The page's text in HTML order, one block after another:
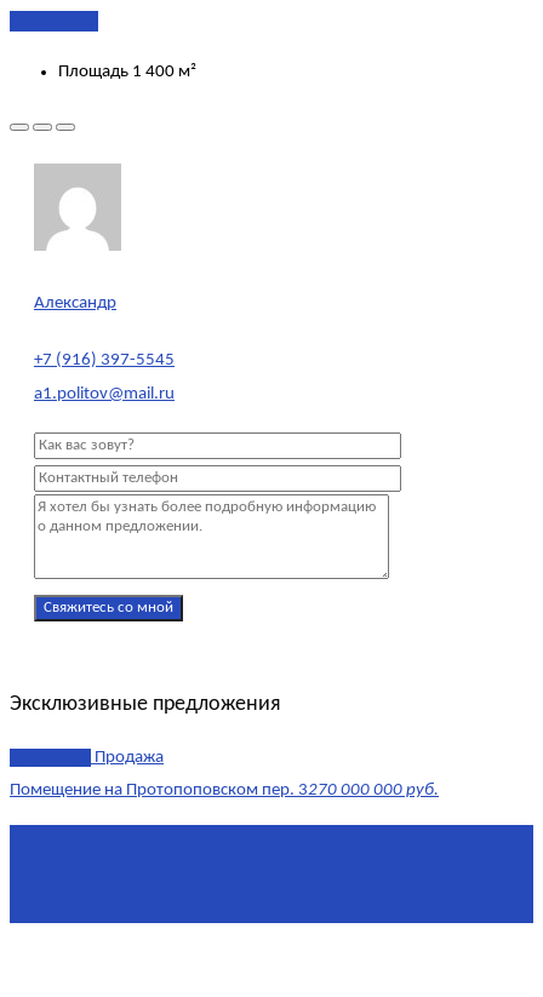
Площадь 1 400 м²
Александр
+7 (916) 397-5545
a1.politov@mail.ru
Эксклюзивные предложения
Продажа
Помещение на Протопоповском пер. 3270 000 000 руб.